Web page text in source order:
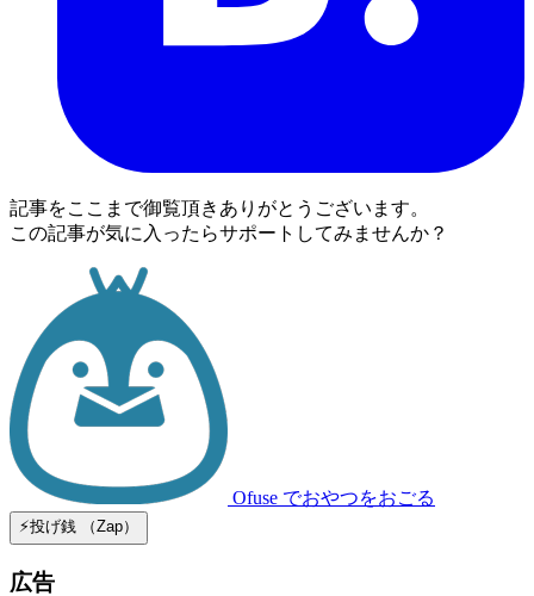
記事をここまで御覧頂きありがとうございます。
この記事が気に入ったらサポートしてみませんか？
Ofuse でおやつをおごる
⚡️投げ銭 （Zap）
広告